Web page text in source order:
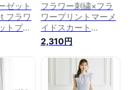
ゼット
フラワ
トプリ
カート
フラワー刺繍×フラ
ワープリントマーメ
イドスカート
【gimmer ジマー】
tocco closet(トッコ
クローゼット) ブル
2,310円